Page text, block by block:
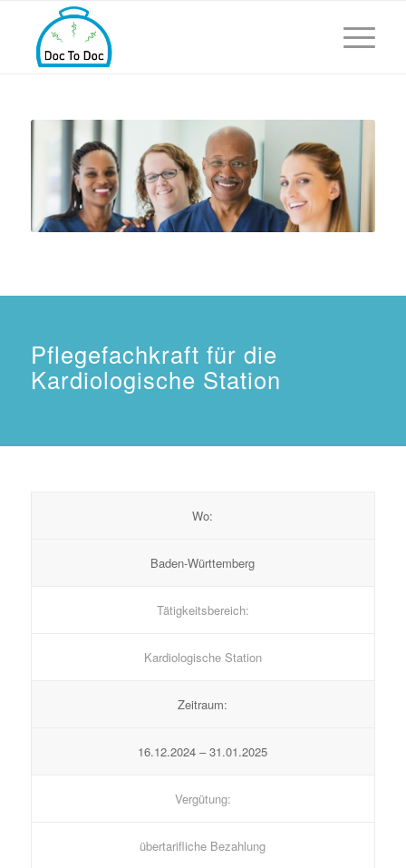
Pflegefachkraft für die
Kardiologische Station
Wo:
Baden-Württemberg
Tätigkeitsbereich:
Kardiologische Station
Zeitraum:
16.12.2024 – 31.01.2025
Vergütung:
übertarifliche Bezahlung